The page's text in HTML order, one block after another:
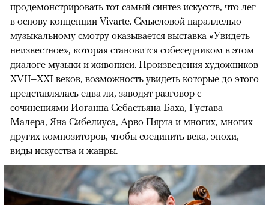
продемонстрировать тот самый синтез искусств, что лег
в основу концепции Vivarte. Смысловой параллелью
музыкальному смотру оказывается выставка «Увидеть
неизвестное», которая становится собеседником в этом
диалоге музыки и живописи. Произведения художников
XVII–XXI веков, возможность увидеть которые до этого
представлялась едва ли, заводят разговор с
сочинениями Иоганна Себастьяна Баха, Густава
Малера, Яна Сибелиуса, Арво Пярта и многих, многих
других композиторов, чтобы соединить века, эпохи,
виды искусства и жанры.